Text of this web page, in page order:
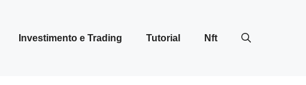
Investimento e Trading Tutorial Nft